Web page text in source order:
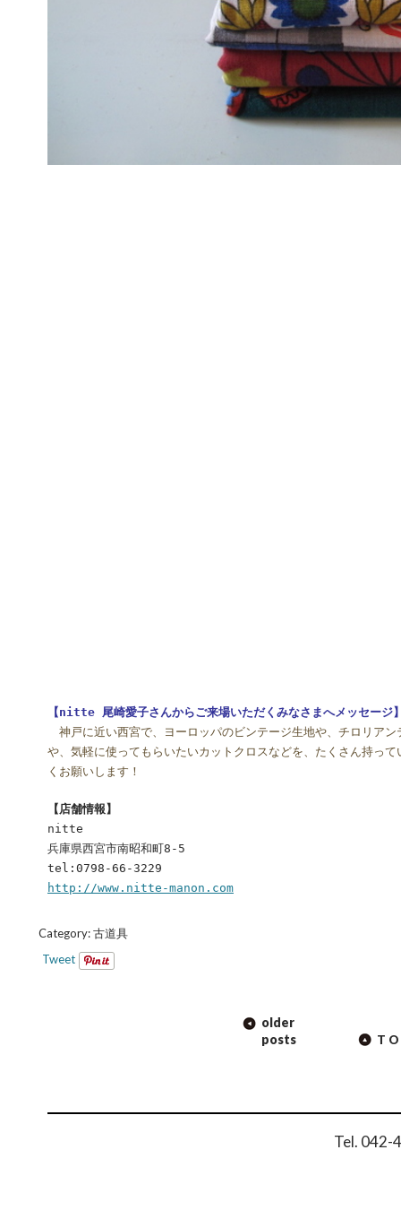
【nitte 尾崎愛子さんからご来場いただくみなさまへメッセージ
神戸に近い西宮で、ヨーロッパのビンテージ生地や、チロリア
や、気軽に使ってもらいたいカットクロスなどを、たくさん持っ
くお願いします！
【店舗情報】
nitte
兵庫県西宮市南昭和町8-5
tel:0798-66-3229
http://www.nitte-manon.com
Category:古道具
Tweet
older
posts
Tel. 042-